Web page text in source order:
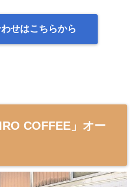
せはこちらから
COFFEE」オー